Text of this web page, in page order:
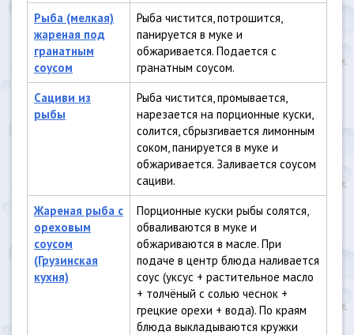
Рыба (мелкая)
жареная под
гранатным
соусом
Рыба чистится, потрошится,
панируется в муке и
обжаривается. Подается с
гранатным соусом.
Сациви из
рыбы
Рыба чистится, промывается,
нарезается на порционные куски,
солится, сбрызгивается лимонным
соком, панируется в муке и
обжаривается. Заливается соусом
сациви.
Жареная рыба с
ореховым
соусом
(Грузинская
кухня)
Порционные куски рыбы солятся,
обваливаются в муке и
обжариваются в масле. При
подаче в центр блюда наливается
соус (уксус + растительное масло
+ толчёный с солью чеснок +
грецкие орехи + вода). По краям
блюда выкладываются кружки